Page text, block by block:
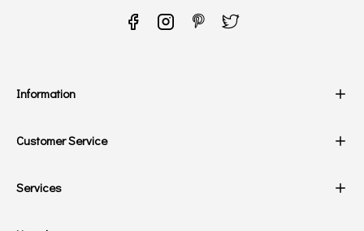
Information
Customer Service
Services